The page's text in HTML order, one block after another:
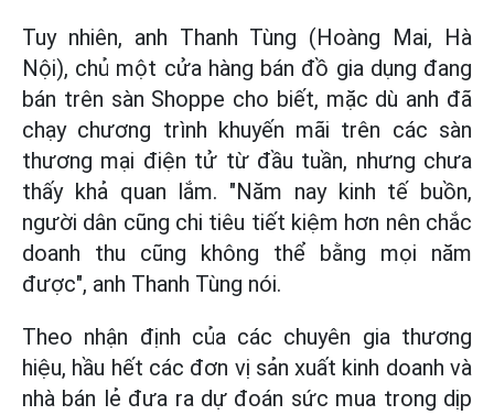
Tuy nhiên, anh Thanh Tùng (Hoàng Mai, Hà
Nội), chủ một cửa hàng bán đồ gia dụng đang
bán trên sàn Shoppe cho biết, mặc dù anh đã
chạy chương trình khuyến mãi trên các sàn
thương mại điện tử từ đầu tuần, nhưng chưa
thấy khả quan lắm. "Năm nay kinh tế buồn,
người dân cũng chi tiêu tiết kiệm hơn nên chắc
doanh thu cũng không thể bằng mọi năm
được", anh Thanh Tùng nói.
Theo nhận định của các chuyên gia thương
hiệu, hầu hết các đơn vị sản xuất kinh doanh và
nhà bán lẻ đưa ra dự đoán sức mua trong dịp